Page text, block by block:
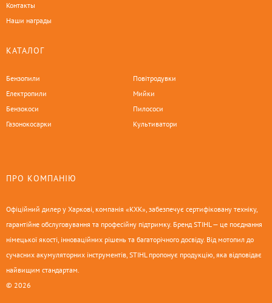
Контакты
Наши награды
КАТАЛОГ
Бензопили
Електропили
Бензокоси
Газонокосарки
Повітродувки
Мийки
Пилососи
Культиватори
ПРО КОМПАНІЮ
Офіційний дилер у Харкові, компанія «КХК», забезпечує сертифіковану техніку,
гарантійне обслуговування та професійну підтримку. Бренд STIHL — це поєднання
німецької якості, інноваційних рішень та багаторічного досвіду. Від мотопил до
сучасних акумуляторних інструментів, STIHL пропонує продукцію, яка відповідає
найвищим стандартам.
© 2026